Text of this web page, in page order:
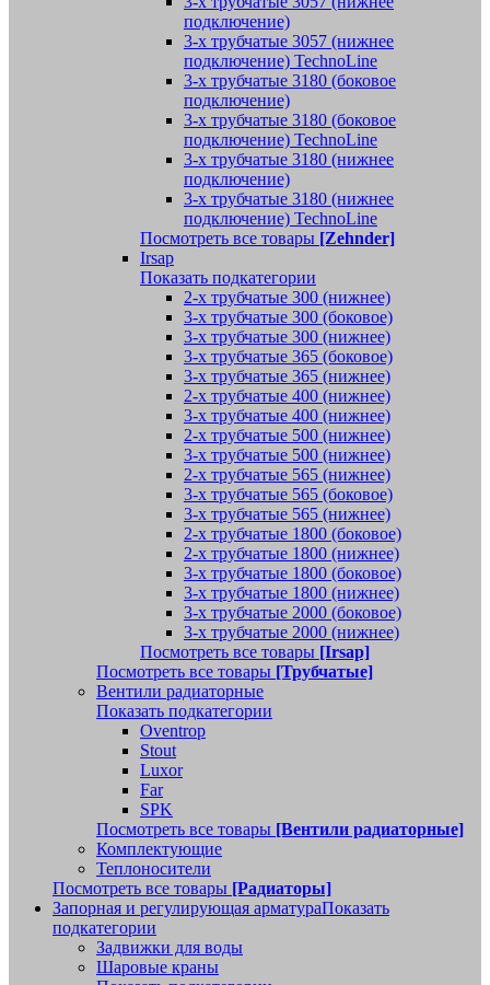
подключение)
3-х трубчатые 3057 (нижнее
подключение) TechnoLine
3-х трубчатые 3180 (боковое
подключение)
3-х трубчатые 3180 (боковое
подключение) TechnoLine
3-х трубчатые 3180 (нижнее
подключение)
3-х трубчатые 3180 (нижнее
подключение) TechnoLine
Посмотреть все товары [Zehnder]
Irsap
Показать подкатегории
2-х трубчатые 300 (нижнее)
3-х трубчатые 300 (боковое)
3-х трубчатые 300 (нижнее)
3-х трубчатые 365 (боковое)
3-х трубчатые 365 (нижнее)
2-х трубчатые 400 (нижнее)
3-х трубчатые 400 (нижнее)
2-х трубчатые 500 (нижнее)
3-х трубчатые 500 (нижнее)
2-х трубчатые 565 (нижнее)
3-х трубчатые 565 (боковое)
3-х трубчатые 565 (нижнее)
2-х трубчатые 1800 (боковое)
2-х трубчатые 1800 (нижнее)
3-х трубчатые 1800 (боковое)
3-х трубчатые 1800 (нижнее)
3-х трубчатые 2000 (боковое)
3-х трубчатые 2000 (нижнее)
Посмотреть все товары [Irsap]
Посмотреть все товары [Трубчатые]
Вентили радиаторные
Показать подкатегории
Oventrop
Stout
Luxor
Far
SPK
Посмотреть все товары [Вентили радиаторные]
Комплектующие
Теплоносители
Посмотреть все товары [Радиаторы]
Запорная и регулирующая арматураПоказать
подкатегории
Задвижки для воды
Шаровые краны